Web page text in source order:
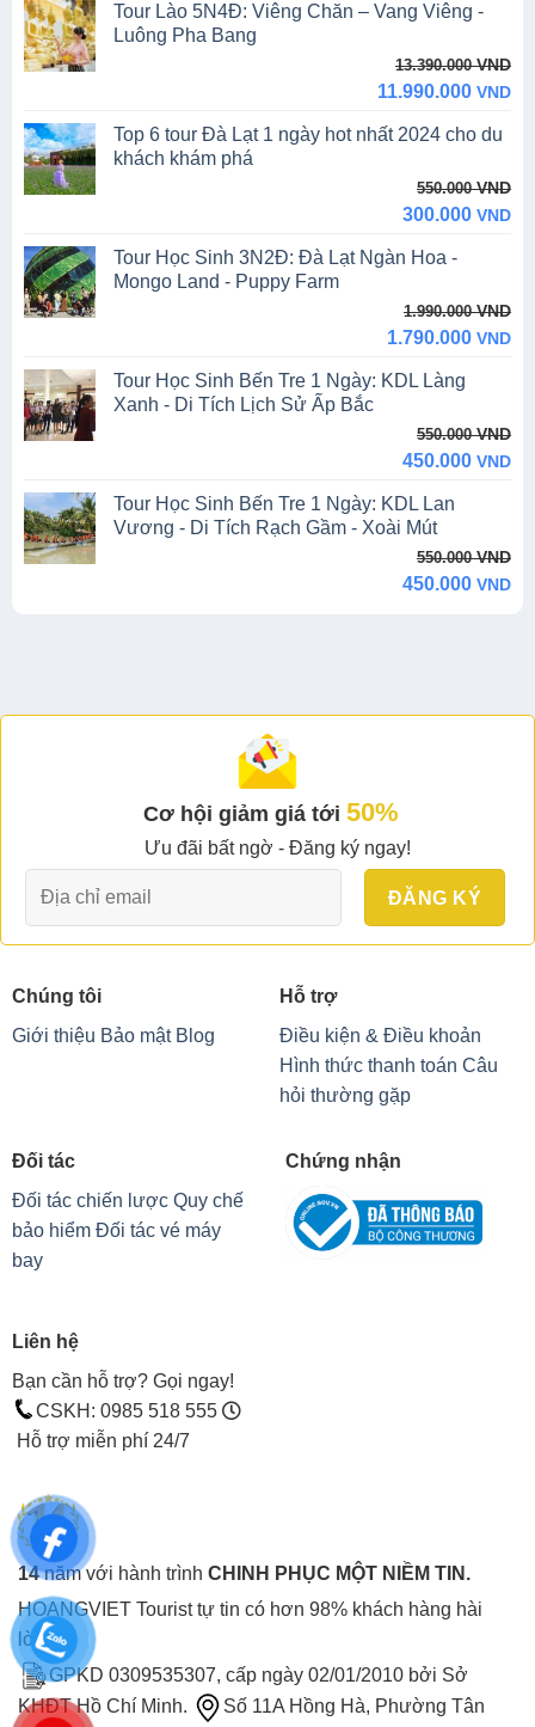
Tour Lào 5N4Đ: Viêng Chăn – Vang Viêng -
Luông Pha Bang
13.390.000VND
13.390.000 VND.
11.990.000 VND
11.990.000 VND.
Top 6 tour Đà Lạt 1 ngày hot nhất 2024 cho du
khách khám phá
550.000VND
550.000 VND.
300.000 VND
300.000 VND.
Tour Học Sinh 3N2Đ: Đà Lạt Ngàn Hoa -
Mongo Land - Puppy Farm
1.990.000VND
1.990.000 VND.
1.790.000 VND
1.790.000 VND.
Tour Học Sinh Bến Tre 1 Ngày: KDL Làng
Xanh - Di Tích Lịch Sử Ấp Bắc
550.000VND
550.000 VND.
450.000 VND
450.000 VND.
Tour Học Sinh Bến Tre 1 Ngày: KDL Lan
Vương - Di Tích Rạch Gầm - Xoài Mút
550.000VND
450.000 VND
Cơ hội giảm giá tới 50%
Ưu đãi bất ngờ - Đăng ký ngay!
Chúng tôi
Giới thiệu Bảo mật Blog
Hỗ trợ
Điều kiện & Điều khoản
Hình thức thanh toán Câu
hỏi thường gặp
Đối tác
Đối tác chiến lược Quy chế
bảo hiểm Đối tác vé máy
bay
Chứng nhận
Liên hệ
Bạn cần hỗ trợ? Gọi ngay!
CSKH: 0985 518 555
Hỗ trợ miễn phí 24/7
14năm với hành trình CHINH PHỤC MỘT NIỀM TIN.
HOANGVIET Tourist tự tin có hơn 98% khách hàng hài
lòng
GPKD 0309535307, cấp ngày 02/01/2010 bởi Sở
KHĐT Hồ Chí Minh.
Số 11A Hồng Hà, Phường Tân